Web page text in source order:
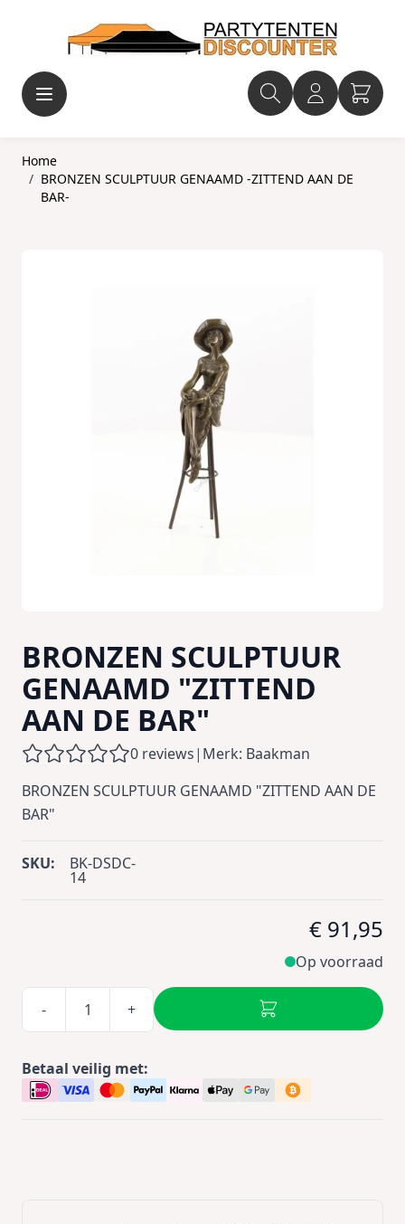
Home
/ BRONZEN SCULPTUUR GENAAMD -ZITTEND AAN DE
BAR-
BRONZEN SCULPTUUR
GENAAMD "ZITTEND
AAN DE BAR"
0 reviews| Merk: Baakman
BRONZEN SCULPTUUR GENAAMD "ZITTEND AAN DE
BAR"
SKU: BK-DSDC-
14
€ 91,95
Op voorraad
- +
Betaal veilig met: